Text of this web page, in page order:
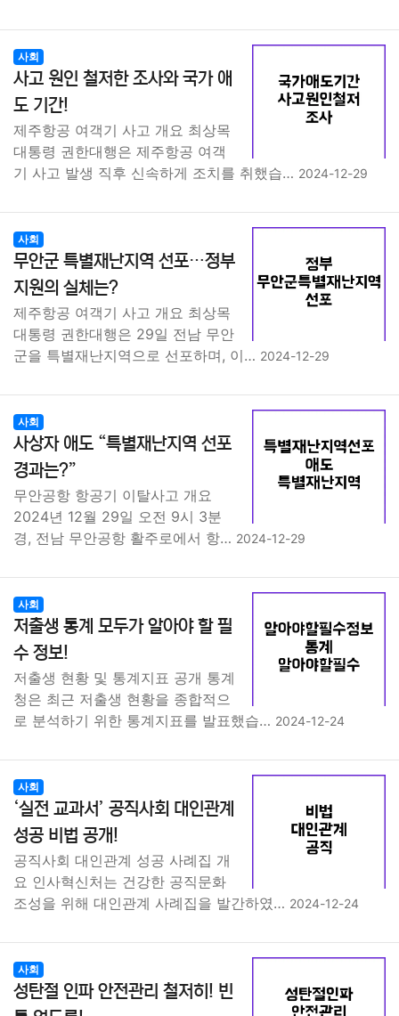
사회
사고 원인 철저한 조사와 국가 애
도 기간!
제주항공 여객기 사고 개요 최상목
대통령 권한대행은 제주항공 여객
기 사고 발생 직후 신속하게 조치를 취했습… 2024-12-29
사회
무안군 특별재난지역 선포…정부
지원의 실체는?
제주항공 여객기 사고 개요 최상목
대통령 권한대행은 29일 전남 무안
군을 특별재난지역으로 선포하며, 이… 2024-12-29
사회
사상자 애도 “특별재난지역 선포
경과는?”
무안공항 항공기 이탈사고 개요
2024년 12월 29일 오전 9시 3분
경, 전남 무안공항 활주로에서 항… 2024-12-29
사회
저출생 통계 모두가 알아야 할 필
수 정보!
저출생 현황 및 통계지표 공개 통계
청은 최근 저출생 현황을 종합적으
로 분석하기 위한 통계지표를 발표했습… 2024-12-24
사회
‘실전 교과서’ 공직사회 대인관계
성공 비법 공개!
공직사회 대인관계 성공 사례집 개
요 인사혁신처는 건강한 공직문화
조성을 위해 대인관계 사례집을 발간하였… 2024-12-24
사회
성탄절 인파 안전관리 철저히! 빈